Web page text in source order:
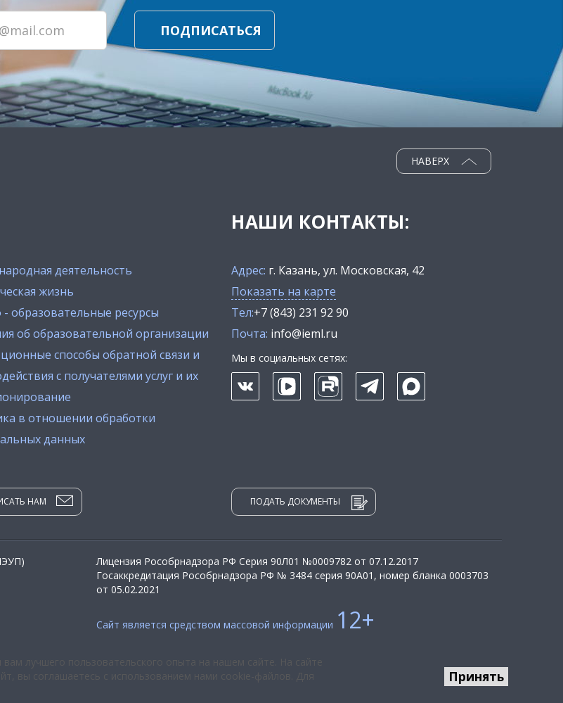
ПОДПИСАТЬСЯ
деятельность
жизнь
- образовательные ресурсы
об образовательной организации
способы обратной связи и
с получателями услуг и их
в отношении обработки
данных
НАВЕРХ
НАШИ КОНТАКТЫ:
Адрес: г. Казань, ул. Московская, 42
Показать на карте
Тел:+7 (843) 231 92 90
Почта: info@ieml.ru
Мы в социальных сетях:
НАМ ПОДАТЬ ДОКУМЕНТЫ
Лицензия Рособрнадзора РФ Серия 90Л01 №0009782 от 07.12.2017
Госаккредитация Рособрнадзора РФ № 3484 серия 90А01, номер бланка 0003703
от 05.02.2021
Сайт является средством массовой информации 12+
лучшего пользовательского опыта на нашем сайте. На сайте
вы соглашаетесь с использованием нами cookie-файлов. Для
Принять